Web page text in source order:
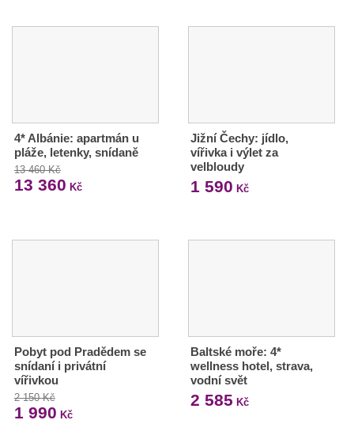
4* Albánie: apartmán u
pláže, letenky, snídaně
13 460 Kč
13 360 Kč
Jižní Čechy: jídlo,
vířivka i výlet za
velbloudy
1 590 Kč
Pobyt pod Pradědem se
snídaní i privátní
vířivkou
2 150 Kč
1 990 Kč
Baltské moře: 4*
wellness hotel, strava,
vodní svět
2 585 Kč